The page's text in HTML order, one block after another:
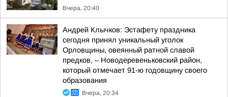
Вчера, 20:40
Андрей Клычков: Эстафету праздника
сегодня принял уникальный уголок
Орловщины, овеянный ратной славой
предков, – Новодеревеньковский район,
который отмечает 91-ю годовщину своего
образования
Вчера, 20:34